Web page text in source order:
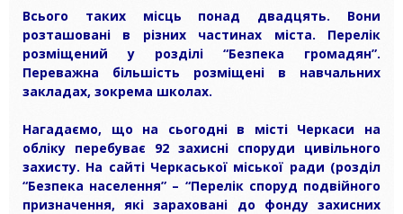
Всього таких місць понад двадцять. Вони
розташовані в різних частинах міста. Перелік
розміщений у розділі “Безпека громадян”.
Переважна більшість розміщені в навчальних
закладах, зокрема школах.
Нагадаємо, що на сьогодні в місті Черкаси на
обліку перебуває 92 захисні споруди цивільного
захисту. На сайті Черкаської міської ради (розділ
“Безпека населення” – “Перелік споруд подвійного
призначення, які зараховані до фонду захисних